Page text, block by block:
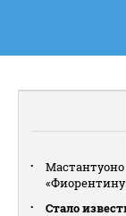
Мастантуоно
Стало